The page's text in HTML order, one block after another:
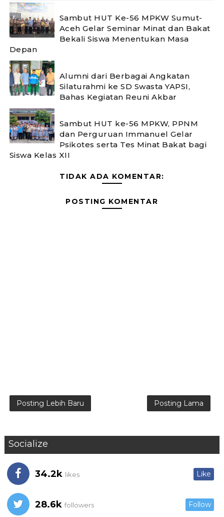
Sambut HUT Ke-56 MPKW Sumut-
Aceh Gelar Seminar Minat dan Bakat
Bekali Siswa Menentukan Masa
Depan ‎
Alumni dari Berbagai Angkatan
Silaturahmi ke SD Swasta YAPSI,
Bahas Kegiatan Reuni Akbar
‎Sambut HUT ke-56 MPKW, PPNM
dan Perguruan Immanuel Gelar
Psikotes serta Tes Minat Bakat bagi
Siswa Kelas XII ‎
TIDAK ADA KOMENTAR:
POSTING KOMENTAR
Posting Lebih Baru Posting Lama
Socialize
34.2k likes Like
28.6k followers Follow